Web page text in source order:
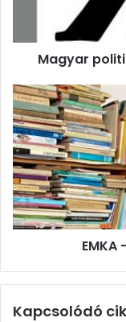
Magyar
EMKA
-
"Iskolatáska
Erdélybe"
Kapcsolódó